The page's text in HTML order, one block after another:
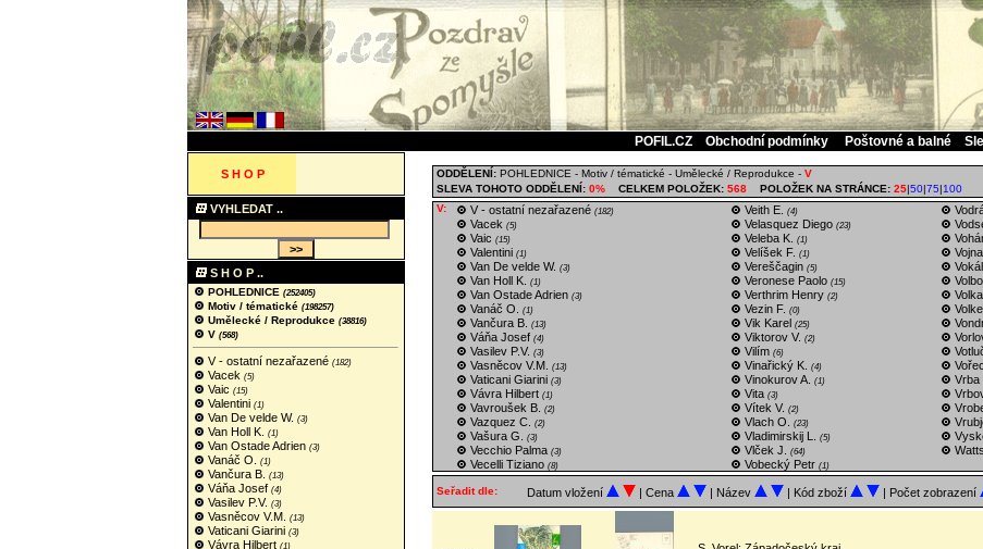
POFIL.CZ Obchodní podmínky Poštovné a balné
S H O P
VYHLEDAT ..
S H O P ..
POHLEDNICE (252405)
Motiv / tématické (198257)
Umělecké / Reprodukce (38816)
V (568)
V - ostatní nezařazené (182)
Vacek (5)
Vaic (15)
Valentini (1)
Van De velde W. (3)
Van Holl K. (1)
Van Ostade Adrien (3)
Vanáč O. (1)
Vančura B. (13)
Váňa Josef (4)
Vasilev P.V. (3)
Vasněcov V.M. (13)
Vaticani Giarini (3)
Vávra Hilbert (1)
ODDĚLENÍ: POHLEDNICE - Motiv / tématické - Umělecké / Reprodukce - V
SLEVA TOHOTO ODDĚLENÍ: 0% CELKEM POLOŽEK: 568 POLOŽEK NA STRÁNCE: 25|50|75|100
V:
V - ostatní nezařazené (182)
Vacek (5)
Vaic (15)
Valentini (1)
Van De velde W. (3)
Van Holl K. (1)
Van Ostade Adrien (3)
Vanáč O. (1)
Vančura B. (13)
Váňa Josef (4)
Vasilev P.V. (3)
Vasněcov V.M. (13)
Vaticani Giarini (3)
Vávra Hilbert (1)
Vavroušek B. (2)
Vazquez C. (2)
Vašura G. (3)
Vecchio Palma (3)
Vecelli Tiziano (8)
Veith E. (4)
Velasquez Diego (23)
Veleba K. (1)
Velíšek F. (1)
Vereščagin (5)
Veronese Paolo (15)
Verthrim Henry (2)
Vezin F. (0)
Vik Karel (25)
Viktorov V. (2)
Vilím (6)
Vinařický K. (4)
Vinokurov A. (1)
Vita (3)
Vítek V. (2)
Vlach O. (23)
Vladimirskij L. (5)
Vlček J. (64)
Vobecký Petr (1)
Vrba
Watts
Seřadit dle: Datum vložení | Cena | Název | Kód zboží | Počet zobrazení